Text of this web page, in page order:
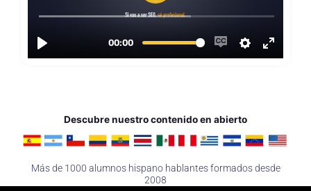
Descubre nuestro contenido en abierto
Más de 1000 alumnos hispano hablantes formados desde
2008